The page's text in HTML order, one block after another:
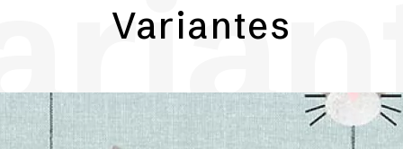
Variantes